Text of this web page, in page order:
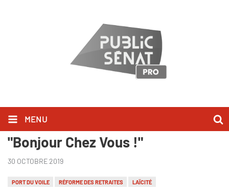
MENU
Julien Aubert l'a dit dans
"Bonjour Chez Vous !"
30 OCTOBRE 2019
PORT DU VOILE RÉFORME DES RETRAITES LAÏCITÉ